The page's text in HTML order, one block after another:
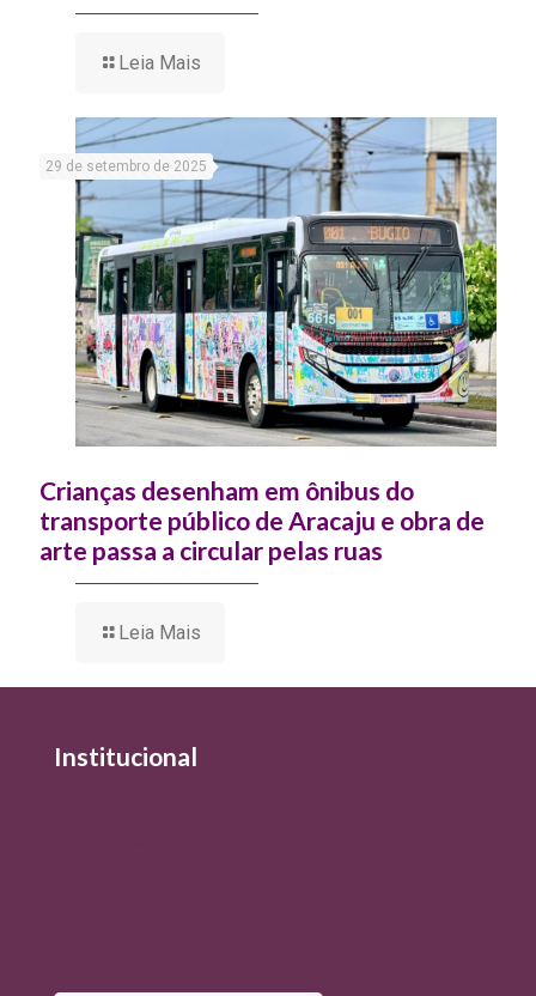
Leia Mais
29 de setembro de 2025
Crianças desenham em ônibus do
transporte público de Aracaju e obra de
arte passa a circular pelas ruas
Leia Mais
Institucional